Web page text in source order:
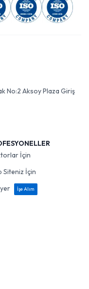
No:2 Aksoy Plaza Giriş
İçin
Siteniz İçin
İşe Alım